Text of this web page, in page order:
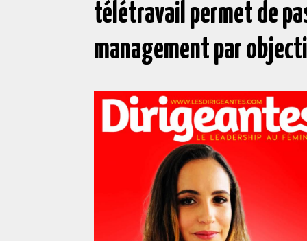
télétravail permet de
management par